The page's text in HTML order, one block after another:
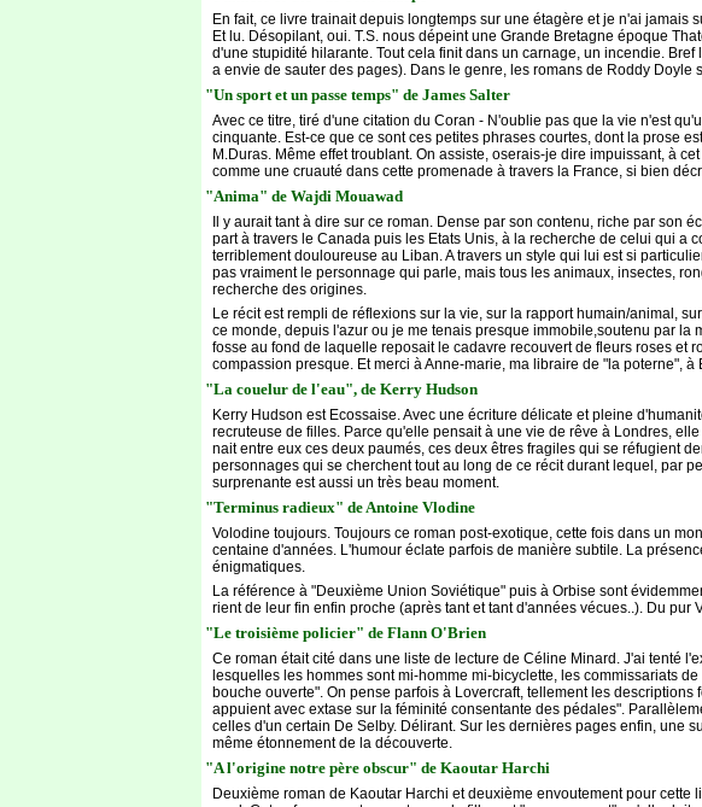
En fait, ce livre trainait depuis longtemps sur une étagère et je n'ai jamais
Et lu. Désopilant, oui. T.S. nous dépeint une Grande Bretagne époque
d'une stupidité hilarante. Tout cela finit dans un carnage, un incendie.
a envie de sauter des pages). Dans le genre, les romans de Roddy Doyle
"Un sport et un passe temps" de James Salter
Avec ce titre, tiré d'une citation du Coran - N'oublie pas que la vie n'est
cinquante. Est-ce que ce sont ces petites phrases courtes, dont la prose
M.Duras. Même effet troublant. On assiste, oserais-je dire impuissant, à
comme une cruauté dans cette promenade à travers la France, si bien
"Anima" de Wajdi Mouawad
Il y aurait tant à dire sur ce roman. Dense par son contenu, riche par son
part à travers le Canada puis les Etats Unis, à la recherche de celui qui a
terriblement douloureuse au Liban. A travers un style qui lui est si
pas vraiment le personnage qui parle, mais tous les animaux, insectes,
recherche des origines.
Le récit est rempli de réflexions sur la vie, sur la rapport humain/animal,
ce monde, depuis l'azur ou je me tenais presque immobile,soutenu par
fosse au fond de laquelle reposait le cadavre recouvert de fleurs roses et
compassion presque. Et merci à Anne-marie, ma libraire de "la poterne", à
"La couelur de l'eau", de Kerry Hudson
Kerry Hudson est Ecossaise. Avec une écriture délicate et pleine
recruteuse de filles. Parce qu'elle pensait à une vie de rêve à Londres,
nait entre eux ces deux paumés, ces deux êtres fragiles qui se réfugient
personnages qui se cherchent tout au long de ce récit durant lequel, par
surprenante est aussi un très beau moment.
"Terminus radieux" de Antoine Vlodine
Volodine toujours. Toujours ce roman post-exotique, cette fois dans un
centaine d'années. L'humour éclate parfois de manière subtile. La
énigmatiques.
La référence à "Deuxième Union Soviétique" puis à Orbise sont
rient de leur fin enfin proche (après tant et tant d'années vécues..). Du pur
"Le troisième policier" de Flann O'Brien
Ce roman était cité dans une liste de lecture de Céline Minard. J'ai tenté
lesquelles les hommes sont mi-homme mi-bicyclette, les commissariats
bouche ouverte". On pense parfois à Lovercraft, tellement les
appuient avec extase sur la féminité consentante des pédales".
celles d'un certain De Selby. Délirant. Sur les dernières pages enfin, une
même étonnement de la découverte.
"A l'origine notre père obscur" de Kaoutar Harchi
Deuxième roman de Kaoutar Harchi et deuxième envoutement pour